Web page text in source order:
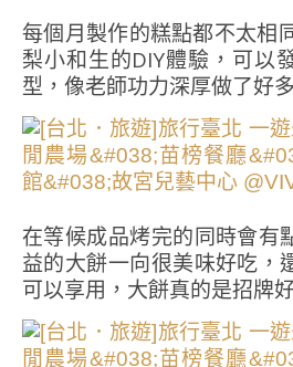
每個月製作的糕點都不太相
梨小和生的DIY體驗，可以
型，像老師功力深厚做了好
在等候成品烤完的同時會有
益的大餅一向很美味好吃，
可以享用，大餅真的是招牌